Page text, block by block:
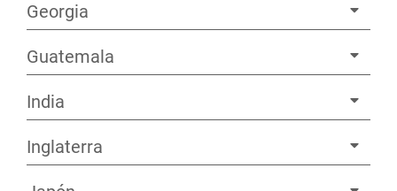
Georgia
Guatemala
India
Inglaterra